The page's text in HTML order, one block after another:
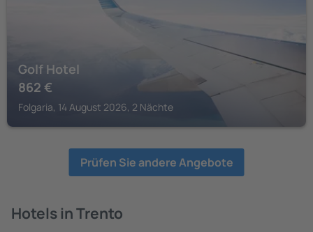
Golf Hotel
862 €
Folgaria, 14 August 2026, 2 Nächte
Prüfen Sie andere Angebote
Hotels in Trento